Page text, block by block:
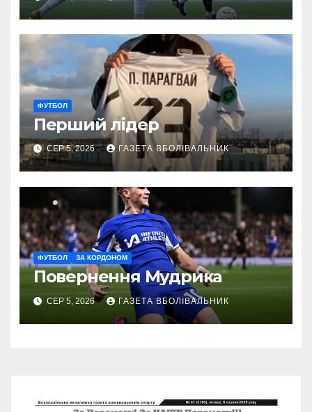
ФУТБОЛ
Перший лідер
СЕР 5, 2026 ГАЗЕТА ВБОЛІВАЛЬНИК
ФУТБОЛ ЗА КОРДОНОМ
Повернення Мудрика
СЕР 5, 2026 ГАЗЕТА ВБОЛІВАЛЬНИК